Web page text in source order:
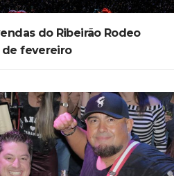
do Ribeirão Rodeo
de fevereiro